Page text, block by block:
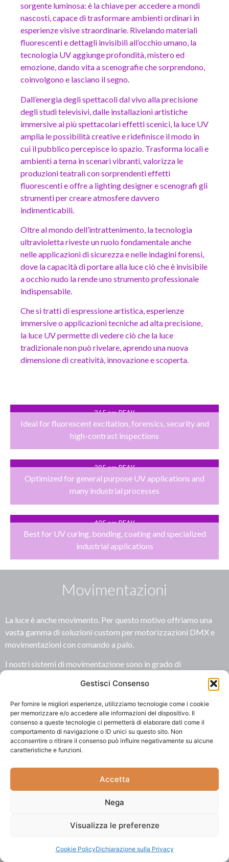
Gestisci Consenso
Per fornire le migliori esperienze, utilizziamo tecnologie come i cookie
per memorizzare e/o accedere alle informazioni del dispositivo. Il
consenso a queste tecnologie ci permetterà di elaborare dati come il
comportamento di navigazione o ID unici su questo sito. Non
acconsentire o ritirare il consenso può influire negativamente su alcune
caratteristiche e funzioni.
Accetta
Nega
Visualizza le preferenze
Cookie PolicyDichiarazione sulla Privacy
sorgente luminosa: è la chiave per accedere a mondi
nascosti, capace di trasformare ambienti ordinari in
esperienze visive straordinarie. Rivelando materiali
fluorescenti e dettagli invisibili all’occhio umano, la
tecnologia UV aggiunge profondità, mistero ed
emozione, dando vita a scenografie che sorprendono,
coinvolgono e lasciano il segno.
Dall’energia degli spettacoli dal vivo alla precisione
degli studi televisivi, dalle installazioni artistiche
immersive ai più spettacolari effetti scenici, la luce UV
amplia le possibilità creative e ridefinisce il modo in
cui il pubblico percepisce lo spazio. Trasforma locali e
ambienti a tema in scenari vibranti, valorizza le
produzioni teatrali con sorprendenti effetti
fluorescenti e offre a lighting designer e scenografi gli
strumenti per creare atmosfere davvero
indimenticabili.
Oltre al mondo dell’intrattenimento, la tecnologia
ultravioletta riveste un ruolo fondamentale anche
nelle applicazioni di sicurezza e nelle indagini forensi,
dove la capacità di portare alla luce ciò che è invisibile
a occhio nudo la rende uno strumento professionale
indispensabile.
Che si tratti di espressione artistica, esperienze
immersive o applicazioni tecniche ad alta precisione,
la luce UV permette di vedere ciò che la luce
tradizionale non può rivelare, aprendo una nuova
dimensione di creatività, innovazione e scoperta.
365 nm PEAK
Ideal for fluorescent excitation, forensics, security and
high-contrast inspections
395 nm PEAK
Optimized for general purpose UV applications and
many industrial processes
405 nm PEAK
Best for UV curing, bonding, coating and specialized
industrial applications
Movimentazioni
La luce è anche movimento. Per questo motivo offriamo una
vasta gamma di soluzioni custom per motorizzazioni DMX e
movimentazioni con comando a palo.
I nostri sistemi di movimentazione sono in grado di
movimentare qualsiasi apparecchio di illuminazione teatrale e
televisiva di nostra produzione e delle altre principali marche,
ma anche macchine del fumo fino ai video proiettori.
Le forcelle sono pensate per coloro che vogliono mantenere le
prestazioni illuminotecniche dei prodotti classici,
aumentandone la flessibilità di utilizzo con un grande risparmio
Per maggiori info, visitare la sezione